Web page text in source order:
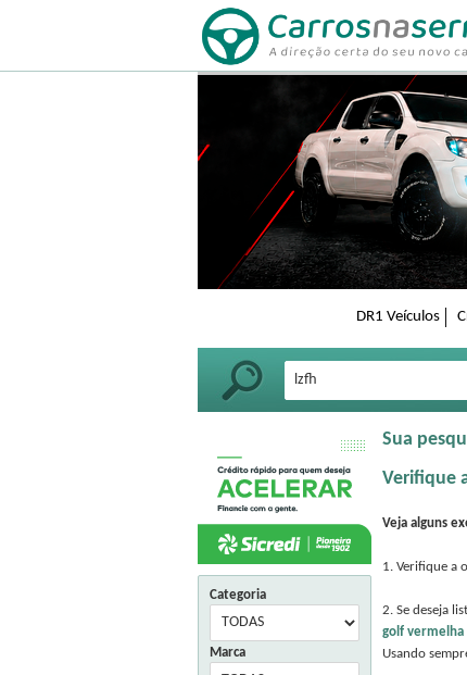
DR1 Veículos
Categoria
Marca
Sua
Verifique
Veja alguns
1. Verifique a
2. Se deseja
golf vermelha
Usando